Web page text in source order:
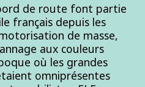
de route font partie
français depuis les
de masse,
aux couleurs
où les grandes
omniprésentes